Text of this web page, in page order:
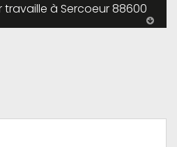
travaille à Sercoeur 88600